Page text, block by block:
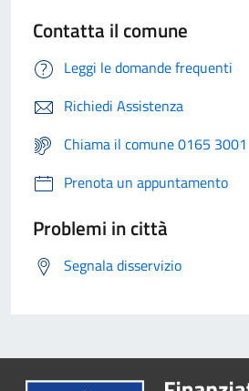
Contatta il comune
Leggi le domande frequenti
Richiedi Assistenza
Chiama il comune 0165 3001
Prenota un appuntamento
Problemi in città
Segnala disservizio